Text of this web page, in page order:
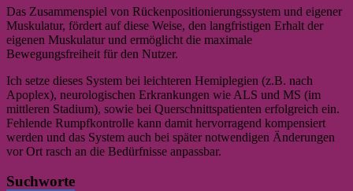
Das Zusammenspiel von Rückenpositionierungssystem und eigener
Muskulatur, fördert auf diese Weise, den langfristigen Erhalt der
eigenen Muskulatur und ermöglicht die maximale
Bewegungsfreiheit für den Nutzer.
Ich setze dieses System bei leichteren Hemiplegien (z.B. nach
Apoplex), neurologischen Erkrankungen wie ALS und MS (im
mittleren Stadium), sowie bei Querschnittspatienten erfolgreich ein.
Fehlende Rumpfkontrolle kann damit hervorragend kompensiert
werden und das System auch bei später notwendigen Änderungen
vor Ort rasch an die Bedürfnisse anpassbar.
Suchworte